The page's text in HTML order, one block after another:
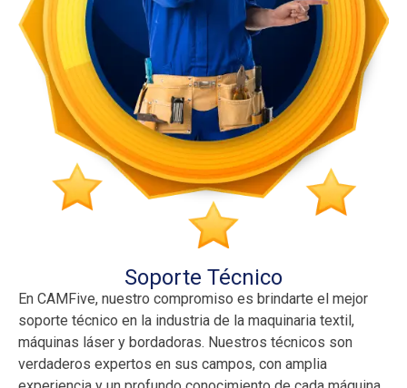
Soporte Técnico
En CAMFive, nuestro compromiso es brindarte el mejor
soporte técnico en la industria de la maquinaria textil,
máquinas láser y bordadoras. Nuestros técnicos son
verdaderos expertos en sus campos, con amplia